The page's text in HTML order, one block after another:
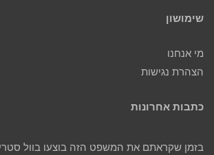
שימושון
מי אנחנו
הצהרת נגישות
כתבות אחרונות
בזמן שקראתם את המשפט הזה בוצעו בוול